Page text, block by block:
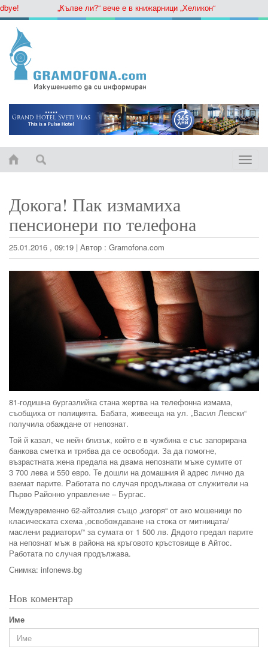
„Кълве ли?“ вече е в книжарници „Хеликон“
Toggle
Докога! Пак измамиха
пенсионери по телефона
25.01.2016 , 09:19 | Автор : Gramofona.com
81-годишна бургазлийка стана жертва на телефонна измама,
съобщиха от полицията. Бабата, живееща на ул. „Васил Левски“
получила обаждане от непознат.
Той й казал, че нейн близък, който е в чужбина е със запорирана
банкова сметка и трябва да се освободи. За да помогне,
възрастната жена предала на двама непознати мъже сумите от
3 700 лева и 550 евро. Те дошли на домашния й адрес лично да
вземат парите. Работата по случая продължава от служители на
Първо Районно управление – Бургас.
Междувременно 62-айтозлия също „изгоря“ от ако мошеници по
класическата схема „освобождаване на стока от митницата/
маслени радиатори/“ за сумата от 1 500 лв. Дядото предал парите
на непознат мъж в района на кръговото кръстовище в Айтос.
Работата по случая продължава.
Снимка: infonews.bg
Нов коментар
Име